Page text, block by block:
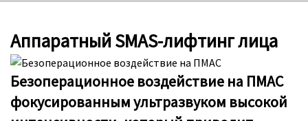
Аппаратный SMAS-лифтинг лица
Безоперационное воздействие на ПМАС
фокусированным ультразвуком высокой